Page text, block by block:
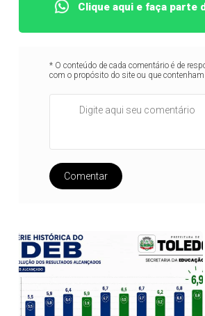
Clique aqui e faça parte
* O conteúdo de cada comentário é de
com o propósito do site ou que
Comentar